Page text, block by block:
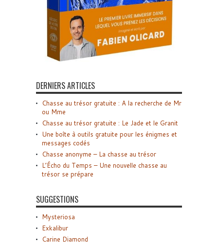
DERNIERS ARTICLES
Chasse au trésor gratuite : A la recherche de Mr
ou Mme
Chasse au trésor gratuite : Le Jade et le Granit
Une boîte à outils gratuite pour les énigmes et
messages codés
Chasse anonyme – La chasse au trésor
L’Écho du Temps – Une nouvelle chasse au
trésor se prépare
SUGGESTIONS
Mysteriosa
Exkalibur
Carine Diamond